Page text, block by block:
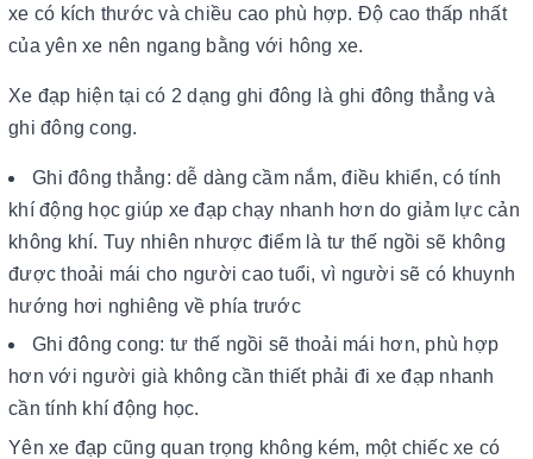
xe có kích thước và chiều cao phù hợp. Độ cao thấp nhất
của yên xe nên ngang bằng với hông xe.
Xe đạp hiện tại có 2 dạng ghi đông là ghi đông thẳng và
ghi đông cong.
Ghi đông thẳng: dễ dàng cầm nắm, điều khiển, có tính
khí động học giúp xe đạp chạy nhanh hơn do giảm lực cản
không khí. Tuy nhiên nhược điểm là tư thế ngồi sẽ không
được thoải mái cho người cao tuổi, vì người sẽ có khuynh
hướng hơi nghiêng về phía trước
Ghi đông cong: tư thế ngồi sẽ thoải mái hơn, phù hợp
hơn với người già không cần thiết phải đi xe đạp nhanh
cần tính khí động học.
Yên xe đạp cũng quan trọng không kém, một chiếc xe có